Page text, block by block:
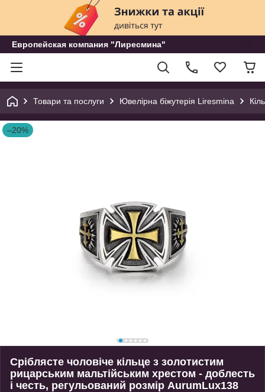
Европейская компания "Лиресмина"
Товари та послуги Ювелірна біжутерія Liresmina
–20%
Сріблясте чоловіче кільце з золотистим
рицарським мальтійським хрестом - доблесть
і честь, регульований розмір AurumLux138